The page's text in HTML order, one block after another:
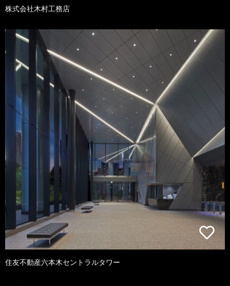
株式会社木村工務店
住友不動産六本木セントラルタワー